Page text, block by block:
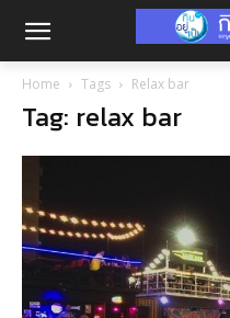
Home Tags Relax bar
Tag: relax bar